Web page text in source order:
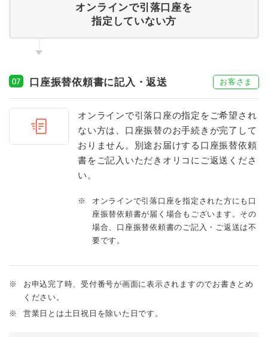
オンラインで引落口座を
指定していない方
07 口座振替依頼書に記入・返送 お客さま
オンラインで引落口座の指定をご希望され
ない方は、口座振替のお手続きが完了して
おりません。別途お届けする口座振替依頼
書をご記入いただきオリコにご返送くださ
い。
※
オンラインで引落口座を指定された方にも口
座振替依頼書が届く場合もございます。その
場合、口座振替依頼書のご記入・ご返送は不
要です。
※
お申込完了時、受付番号が画面に表示されますのでお書きとめ
ください。
※
営業日とは土日祝日を除いた日です。